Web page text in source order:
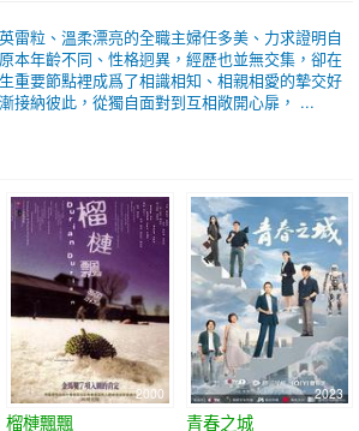
雷粒、溫柔漂亮的全職主婦任多美、力求證明自
本年齡不同、性格迥異，經歷也並無交集，卻在
重要節點裡成爲了相識相知、相親相愛的摯交好
接納彼此，從獨自面對到互相敞開心扉， ...
2000
榴槤飄飄
2023
青春之城